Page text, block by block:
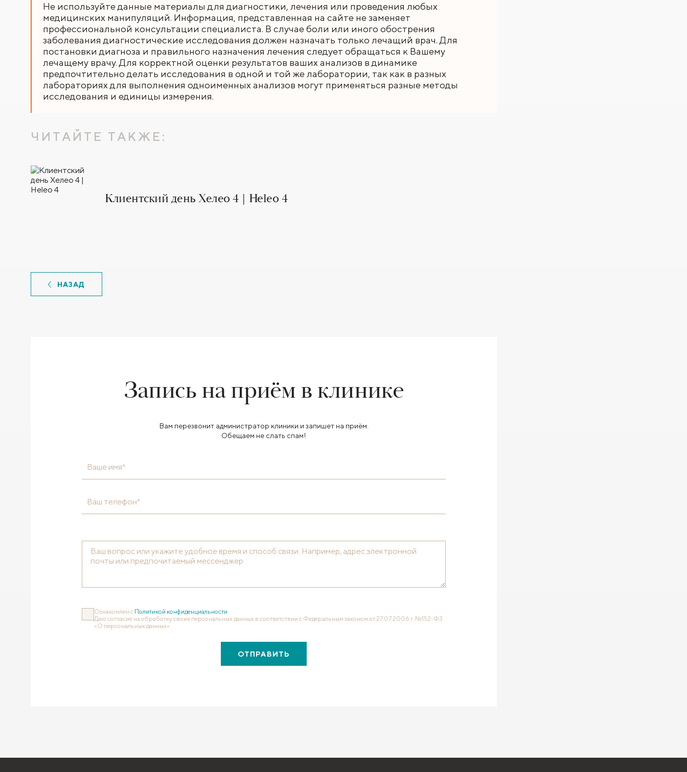
Не используйте данные материалы для диагностики, лечения или проведения любых
медицинских манипуляций. Информация, представленная на сайте не заменяет
профессиональной консультации специалиста. В случае боли или иного обострения
заболевания диагностические исследования должен назначать только лечащий врач. Для
постановки диагноза и правильного назначения лечения следует обращаться к Вашему
лечащему врачу. Для корректной оценки результатов ваших анализов в динамике
предпочтительно делать исследования в одной и той же лаборатории, так как в разных
лабораториях для выполнения одноименных анализов могут применяться разные методы
исследования и единицы измерения.
ЧИТАЙТЕ ТАКЖЕ:
Клиентский день Хелео 4 | Heleo 4
НАЗАД
Запись на приём в клинике
Вам перезвонит администратор клиники и запишет на приём.
Обещаем не слать спам!
Ваше имя*
Ваш телефон*
Ознакомлен с Политикой конфиденциальности
Даю согласие на обработку своих персональных данных в соответствии с Федеральным законом от 27.07.2006 г. №152-ФЗ
«О персональных данных».
ОТПРАВИТЬ